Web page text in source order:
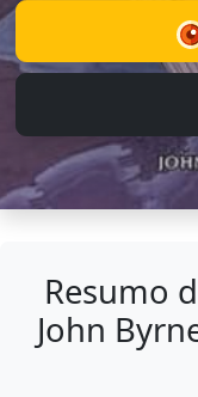
Resumo
John